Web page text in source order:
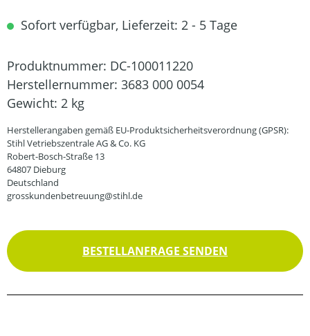
Sofort verfügbar, Lieferzeit: 2 - 5 Tage
Produktnummer: DC-100011220
Herstellernummer: 3683 000 0054
Gewicht: 2 kg
Herstellerangaben gemäß EU-Produktsicherheitsverordnung (GPSR):
Stihl Vetriebszentrale AG & Co. KG
Robert-Bosch-Straße 13
64807 Dieburg
Deutschland
grosskundenbetreuung@stihl.de
BESTELLANFRAGE SENDEN